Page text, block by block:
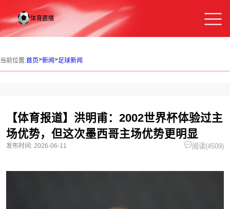
当前位置:首页>新闻>足球新闻
【体育报道】洪明甫：2002世界杯体验过主
场优势，但这次墨西哥主场优势更明显
发布时间: 2026-06-11 阅读(4509)